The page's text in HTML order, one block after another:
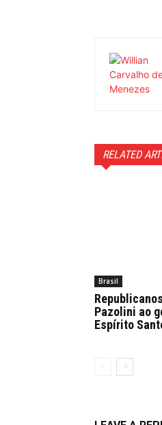
RELATED
Brasil
Pazolini ao
Espírito